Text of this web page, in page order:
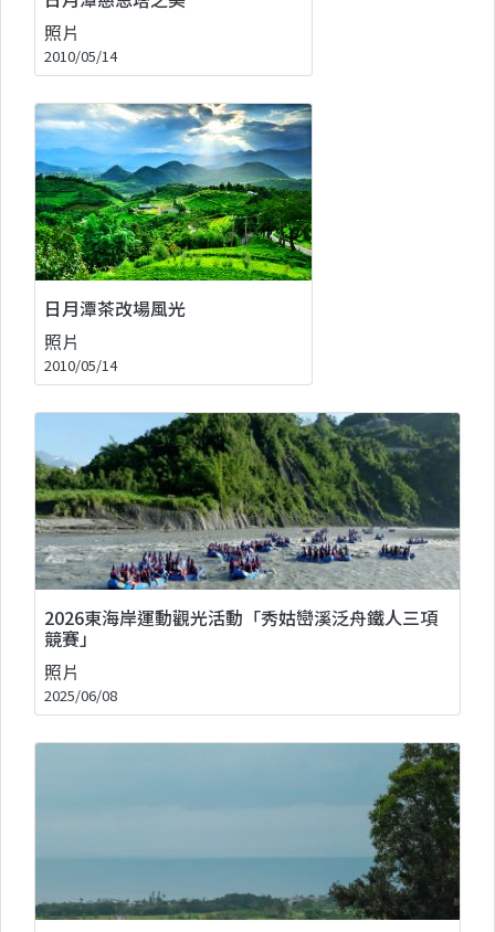
照片
2010/05/14
日月潭茶改場風光
照片
2010/05/14
2026東海岸運動觀光活動「秀姑巒溪泛舟鐵人三項
競賽」
照片
2025/06/08